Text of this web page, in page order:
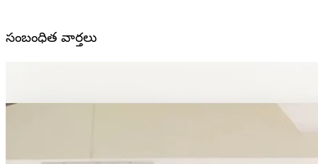
సంబంధిత వార్తలు